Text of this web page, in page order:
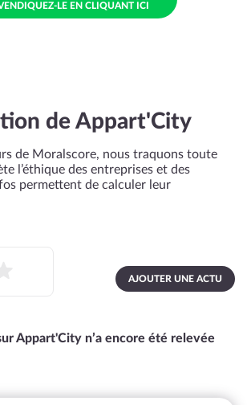
LE EN CLIQUANT ICI
de Appart'City
de Moralscore, nous traquons toute
l’éthique des entreprises et des
permettent de calculer leur
AJOUTER UNE ACTU
Appart'City n’a encore été relevée